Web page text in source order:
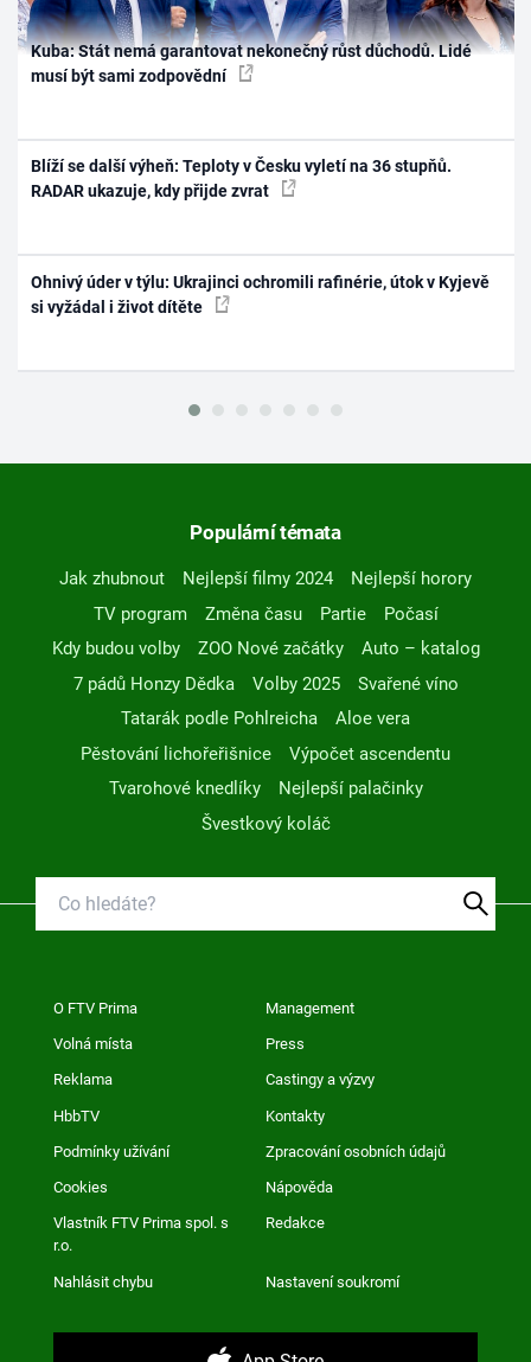
Kuba: Stát nemá garantovat nekonečný růst důchodů. Lidé
musí být sami zodpovědní
Blíží se další výheň: Teploty v Česku vyletí na 36 stupňů.
RADAR ukazuje, kdy přijde zvrat
Ohnivý úder v týlu: Ukrajinci ochromili rafinérie, útok v Kyjevě
si vyžádal i život dítěte
Populární témata
Jak zhubnout Nejlepší filmy 2024
Nejlepší horory
TV program
Změna času Partie
Počasí
Kdy budou volby
ZOO Nové začátky
Auto – katalog
7 pádů Honzy Dědka
Volby 2025
Svařené víno
Tatarák podle Pohlreicha
Aloe vera
Pěstování lichořeřišnice
Výpočet ascendentu
Tvarohové knedlíky
Nejlepší palačinky
Švestkový koláč
O FTV Prima Management
Volná místa Press
Reklama Castingy a výzvy
HbbTV Kontakty
Podmínky užívání Zpracování osobních údajů
Cookies Nápověda
Vlastník FTV Prima spol. s
r.o.
Redakce
Nahlásit chybu Nastavení soukromí